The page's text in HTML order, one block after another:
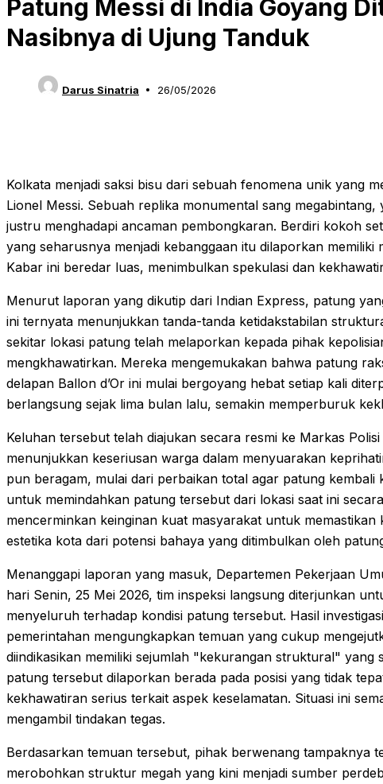
Patung Messi di India Goyang
Nasibnya di Ujung Tanduk
Darus Sinatria 26/05/2026
Kolkata menjadi saksi bisu dari sebuah fenomena unik yang
Lionel Messi. Sebuah replika monumental sang megabintang,
justru menghadapi ancaman pembongkaran. Berdiri kokoh
yang seharusnya menjadi kebanggaan itu dilaporkan memiliki
Kabar ini beredar luas, menimbulkan spekulasi dan
Menurut laporan yang dikutip dari Indian Express, patung
ini ternyata menunjukkan tanda-tanda ketidakstabilan
sekitar lokasi patung telah melaporkan kepada pihak
mengkhawatirkan. Mereka mengemukakan bahwa patung
delapan Ballon d’Or ini mulai bergoyang hebat setiap kali
berlangsung sejak lima bulan lalu, semakin memperburuk
Keluhan tersebut telah diajukan secara resmi ke Markas
menunjukkan keseriusan warga dalam menyuarakan
pun beragam, mulai dari perbaikan total agar patung
untuk memindahkan patung tersebut dari lokasi saat ini
mencerminkan keinginan kuat masyarakat untuk memastikan
estetika kota dari potensi bahaya yang ditimbulkan oleh
Menanggapi laporan yang masuk, Departemen Pekerjaan
hari Senin, 25 Mei 2026, tim inspeksi langsung diterjunkan
menyeluruh terhadap kondisi patung tersebut. Hasil
pemerintahan mengungkapkan temuan yang cukup
diindikasikan memiliki sejumlah "kekurangan struktural" yang
patung tersebut dilaporkan berada pada posisi yang tidak
kekhawatiran serius terkait aspek keselamatan. Situasi ini
mengambil tindakan tegas.
Berdasarkan temuan tersebut, pihak berwenang tampaknya
merobohkan struktur megah yang kini menjadi sumber